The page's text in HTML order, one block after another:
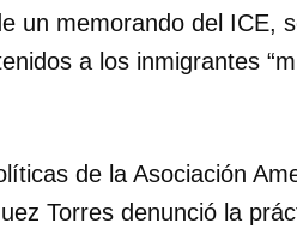
un memorando del ICE,
a los inmigrantes
de la Asociación
Torres denunció la